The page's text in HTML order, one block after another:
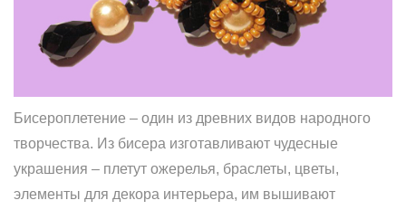
Бисероплетение – один из древних видов народного
творчества. Из бисера изготавливают чудесные
украшения – плетут ожерелья, браслеты, цветы,
элементы для декора интерьера, им вышивают